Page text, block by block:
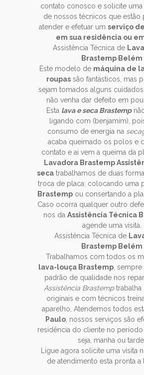
contato conosco e solicite uma
de nossos técnicos que estão
atender e efetuar um serviço
em sua residência ou
Assistência Técnica de
Brastemp Belém
Este modelo de máquina de
roupas são fantásticos, mas
sejam tomados alguns
não venha dar defeito em
Esta lava e seca Brastemp
ligando com (benjamim),
consumo de energia na
acaba queimado os polos e
contato e ai vem a queima da
Lavadora Brastemp
seca trabalhamos de duas
troca de placa: colocando uma
Brastempou consertando a
Caso ocorra qualquer outro
nos da Assistência Técnica
agende uma visita.
Assistência Técnica de
Brastemp Belém
Trabalhamos com todos os
lava-louça Brastemp, sempre
padrão de qualidade nos
Assistência Brastemptrabalha
originais e com técnicos
aparelho, Atendemos todos
Paulo, nossos serviços são
residência do cliente no
seja, manha ou tarde.
Ligue agora solicite uma visita
de atendimento esta pronta a